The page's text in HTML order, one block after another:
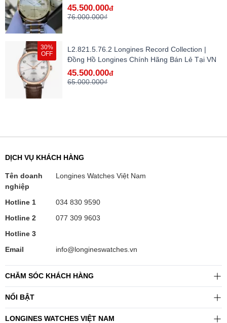
hàng lướt
45.500.000đ
76.000.000₫
30%
OFF
L2.821.5.76.2 Longines Record Collection |
Đồng Hồ Longines Chính Hãng Bán Lẻ Tại VN
45.500.000đ
65.000.000₫
LONGINES WATCHES VIỆT NAM
NỔI BẬT
CHĂM SÓC KHÁCH HÀNG
DỊCH VỤ KHÁCH HÀNG
Tên doanh
nghiệp
Longines Watches Việt Nam
Hotline 1
034 830 9590
Hotline 2
077 309 9603
Hotline 3
Email
info@longineswatches.vn